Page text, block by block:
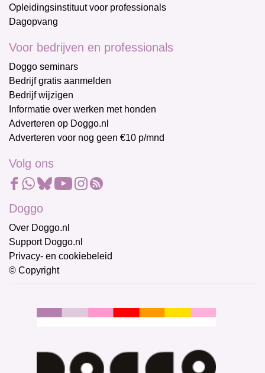
Opleidingsinstituut voor professionals
Dagopvang
Voor bedrijven en professionals
Doggo seminars
Bedrijf gratis aanmelden
Bedrijf wijzigen
Informatie over werken met honden
Adverteren op Doggo.nl
Adverteren voor nog geen €10 p/mnd
Volg ons
Doggo
Over Doggo.nl
Support Doggo.nl
Privacy- en cookiebeleid
© Copyright